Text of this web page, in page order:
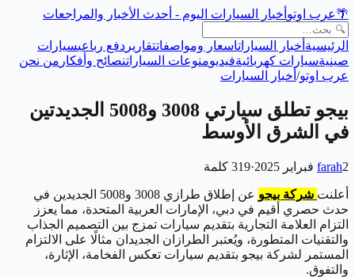
🌴عرب اوتو أخبار السيارات اليوم - أحدث الأخبار والمراجعات
الرئيسية أخبار السياراتاسعار ومواصفاتتقارير دفع رباعيسيارات
صينيةسيارات كهربائيةفيديومنوعات السياراتنصائح وأفكار من نحن
عرب اوتو/ أخبار السيارات
بيجو تطلق سيارتي 3008 و5008 الجديدتين
في الشرق الأوسط
farah2 فبراير 2025 ·
319 كلمة
أعلنت شركة بيجو
عن إطلاق طرازي 3008 و5008 الجديدين في
حدث حصري أقيم في دبي، الإمارات العربية المتحدة، مما يعزز
التزام العلامة التجارية بتقديم سيارات تمزج بين التصميم الجذاب
والتقنيات المتطورة، ويُعتبر الطرازان الجديدان مثالًا على الالتزام
المستمر لشركة بيجو بتقديم سيارات تعكس الفخامة، الإثارة،
والتفوق.